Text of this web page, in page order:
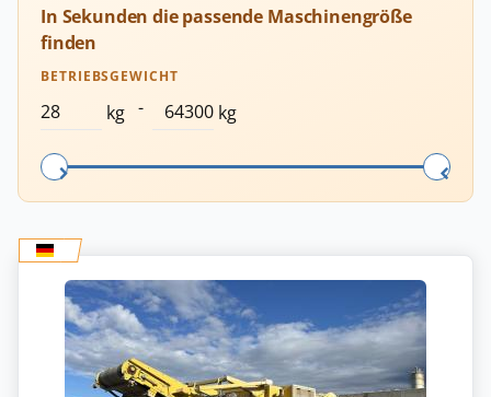
In Sekunden die passende Maschinengröße
finden
BETRIEBSGEWICHT
kg - kg